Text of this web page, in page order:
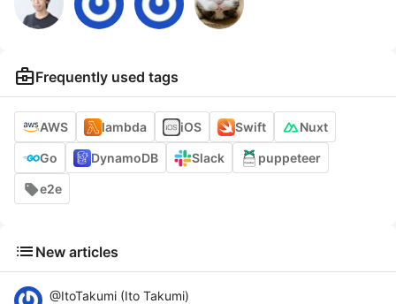
business_centerFrequently used tags
AWS lambda iOS Swift Nuxt
Go DynamoDB Slack puppeteer
e2e
list New articles
@ItoTakumi (Ito Takumi)